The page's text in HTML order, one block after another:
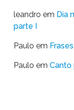
leandro em Dia
parte I
Paulo em
Paulo em Canto